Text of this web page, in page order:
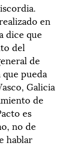
en
dice que
del
de
pueda
Galicia
de
es
no de
hablar